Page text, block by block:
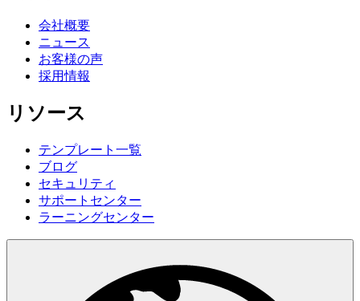
会社概要
ニュース
お客様の声
採用情報
リソース
テンプレート一覧
ブログ
セキュリティ
サポートセンター
ラーニングセンター